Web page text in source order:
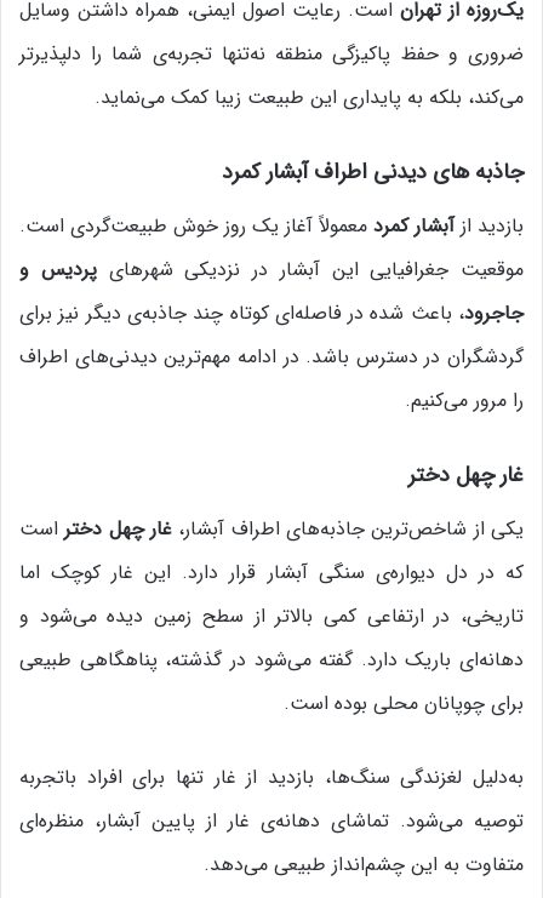
یک‌روزه از تهران است. رعایت اصول ایمنی، همراه داشتن وسایل
ضروری و حفظ پاکیزگی منطقه نه‌تنها تجربه‌ی شما را دلپذیرتر
می‌کند، بلکه به پایداری این طبیعت زیبا کمک می‌نماید.
جاذبه‌ های دیدنی‌ اطراف آبشار کمرد
بازدید ازآبشار کمرد معمولاً آغاز یک روز خوش طبیعت‌گردی است.
موقعیت جغرافیایی این آبشار در نزدیکی شهرهایپردیس و
جاجرود، باعث شده در فاصله‌ای کوتاه چند جاذبه‌ی دیگر نیز برای
گردشگران در دسترس باشد. در ادامه مهم‌ترین دیدنی‌های اطراف
را مرور می‌کنیم.
غار چهل دختر
یکی از شاخص‌ترین جاذبه‌های اطراف آبشار، غار چهل دختر است
که در دل دیواره‌ی سنگی آبشار قرار دارد. این غار کوچک اما
تاریخی، در ارتفاعی کمی بالاتر از سطح زمین دیده می‌شود و
دهانه‌ای باریک دارد. گفته می‌شود در گذشته، پناهگاهی طبیعی
برای چوپانان محلی بوده است.
به‌دلیل لغزندگی سنگ‌ها، بازدید از غار تنها برای افراد باتجربه
توصیه می‌شود. تماشای دهانه‌ی غار از پایین آبشار، منظره‌ای
متفاوت به این چشم‌انداز طبیعی می‌دهد.